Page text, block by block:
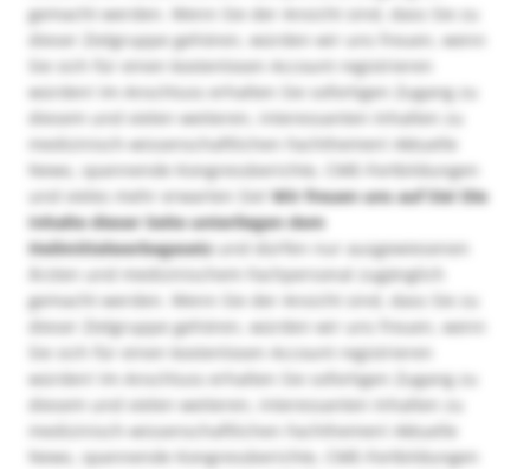
gemacht werden. Wenn Sie der Ansicht sind, dass Sie zu
dieser Zielgruppe gehören, würden wir uns freuen, wenn
Sie sich für einen kostenlosen Account registrieren
würden! Im Anschluss erhalten Sie sofortigen Zugang zu
diesem und vielen weiteren, interessanten Inhalten zu
medizinisch-wissenschaftlichen Fachthemen! Aktuelle
News, spannende Kongressberichte, CME-Fortbildungen
und vieles mehr erwarten Sie!Wir freuen uns auf Sie! Die
Inhalte dieser Seite unterliegen dem
Heilmittelwerbegesetzund dürfen nur ausgewiesenen
Ärzten und medizinischem Fachpersonal zugänglich
gemacht werden. Wenn Sie der Ansicht sind, dass Sie zu
dieser Zielgruppe gehören, würden wir uns freuen, wenn
Sie sich für einen kostenlosen Account registrieren
würden! Im Anschluss erhalten Sie sofortigen Zugang zu
diesem und vielen weiteren, interessanten Inhalten zu
medizinisch-wissenschaftlichen Fachthemen! Aktuelle
News, spannende Kongressberichte, CME-Fortbildungen